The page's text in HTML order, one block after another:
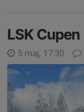
LSK Cupen
5 maj, 17:30